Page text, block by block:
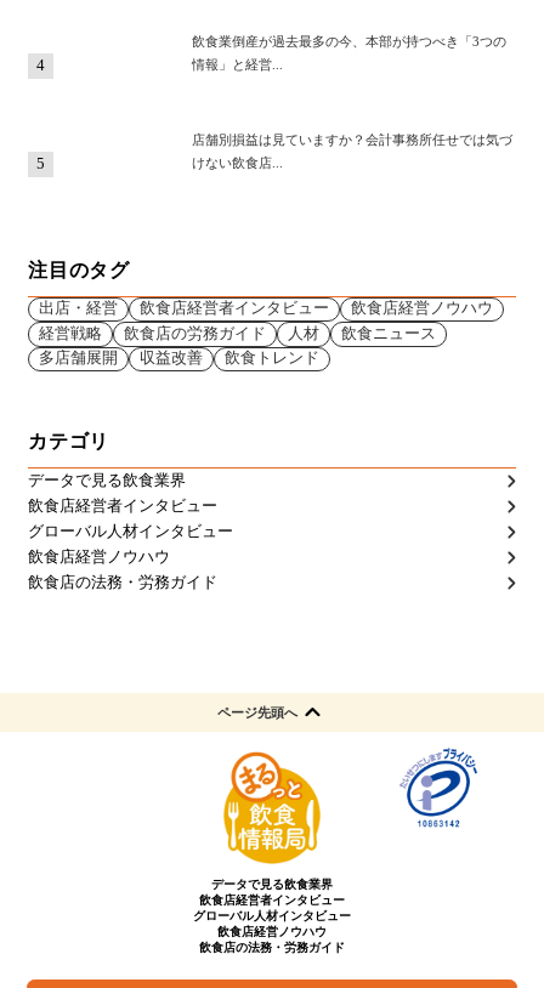
4
飲食業倒産が過去最多の今、本部が持つべき「3つの
情報」と経営...
5
店舗別損益は見ていますか？会計事務所任せでは気づ
けない飲食店...
注目のタグ
出店・経営 飲食店経営者インタビュー
飲食店経営ノウハウ
経営戦略
飲食店の労務ガイド 人材
飲食ニュース
多店舗展開
収益改善 飲食トレンド
カテゴリ
データで見る飲食業界
飲食店経営者インタビュー
グローバル人材インタビュー
飲食店経営ノウハウ
飲食店の法務・労務ガイド
ページ先頭へ
データで見る飲食業界
飲食店経営者インタビュー
グローバル人材インタビュー
飲食店経営ノウハウ
飲食店の法務・労務ガイド